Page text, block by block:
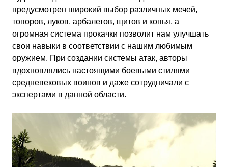
предусмотрен широкий выбор различных мечей,
топоров, луков, арбалетов, щитов и копья, а
огромная система прокачки позволит нам улучшать
свои навыки в соответствии с нашим любимым
оружием. При создании системы атак, авторы
вдохновлялись настоящими боевыми стилями
средневековых воинов и даже сотрудничали с
экспертами в данной области.